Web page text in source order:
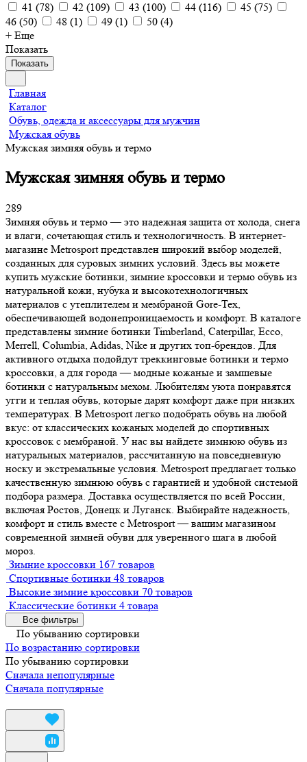
41 (78) 42 (109) 43 (100) 44 (116) 45 (75)
46 (50) 48 (1) 49 (1) 50 (4)
+ Еще
Показать
Показать
Главная
Каталог
Обувь, одежда и аксессуары для мужчин
Мужская обувь
Мужская зимняя обувь и термо
Мужская зимняя обувь и термо
289
Зимняя обувь и термо — это надежная защита от холода, снега
и влаги, сочетающая стиль и технологичность. В интернет-
магазине Metrosport представлен широкий выбор моделей,
созданных для суровых зимних условий. Здесь вы можете
купить мужские ботинки, зимние кроссовки и термо обувь из
натуральной кожи, нубука и высокотехнологичных
материалов с утеплителем и мембраной Gore-Tex,
обеспечивающей водонепроницаемость и комфорт. В каталоге
представлены зимние ботинки Timberland, Caterpillar, Ecco,
Merrell, Columbia, Adidas, Nike и других топ-брендов. Для
активного отдыха подойдут треккинговые ботинки и термо
кроссовки, а для города — модные кожаные и замшевые
ботинки с натуральным мехом. Любителям уюта понравятся
угги и теплая обувь, которые дарят комфорт даже при низких
температурах. В Metrosport легко подобрать обувь на любой
вкус: от классических кожаных моделей до спортивных
кроссовок с мембраной. У нас вы найдете зимнюю обувь из
натуральных материалов, рассчитанную на повседневную
носку и экстремальные условия. Metrosport предлагает только
качественную зимнюю обувь с гарантией и удобной системой
подбора размера. Доставка осуществляется по всей России,
включая Ростов, Донецк и Луганск. Выбирайте надежность,
комфорт и стиль вместе с Metrosport — вашим магазином
современной зимней обуви для уверенного шага в любой
мороз.
Зимние кроссовки 167 товаров
Спортивные ботинки 48 товаров
Высокие зимние кроссовки 70 товаров
Классические ботинки 4 товара
Все фильтры
По убыванию сортировки
По возрастанию сортировки
По убыванию сортировки
Сначала непопулярные
Сначала популярные